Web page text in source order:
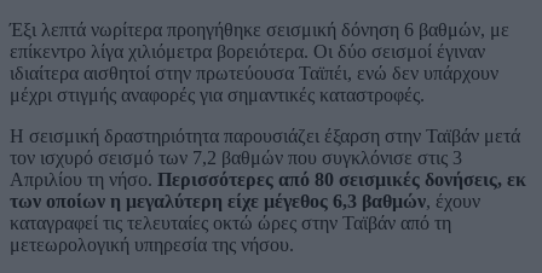
Έξι λεπτά νωρίτερα προηγήθηκε σεισμική δόνηση 6 βαθμών, με
επίκεντρο λίγα χιλιόμετρα βορειότερα. Οι δύο σεισμοί έγιναν
ιδιαίτερα αισθητοί στην πρωτεύουσα Ταϊπέι, ενώ δεν υπάρχουν
μέχρι στιγμής αναφορές για σημαντικές καταστροφές.
Η σεισμική δραστηριότητα παρουσιάζει έξαρση στην Ταϊβάν μετά
τον ισχυρό σεισμό των 7,2 βαθμών που συγκλόνισε στις 3
Απριλίου τη νήσο. Περισσότερες από 80 σεισμικές δονήσεις, εκ
των οποίων η μεγαλύτερη είχε μέγεθος 6,3 βαθμών, έχουν
καταγραφεί τις τελευταίες οκτώ ώρες στην Ταϊβάν από τη
μετεωρολογική υπηρεσία της νήσου.